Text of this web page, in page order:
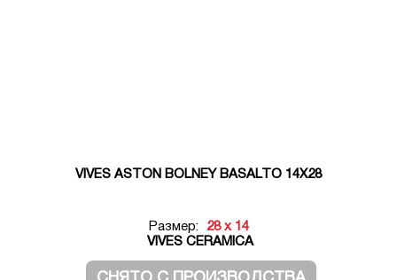
VIVES ASTON BOLNEY BASALTO 14X28
Размер:
28 x 14
VIVES CERAMICA